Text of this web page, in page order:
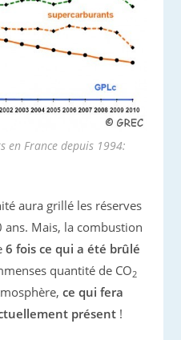
en France depuis 1994:
aura grillé les réserves
ans. Mais, la combustion
6 fois ce qui a été brûlé
quantité de CO2
ce qui fera
présent !